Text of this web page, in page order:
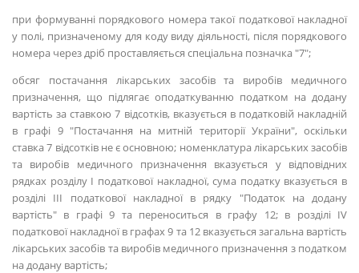
при формуванні порядкового номера такої податкової накладної
у полі, призначеному для коду виду діяльності, після порядкового
номера через дріб проставляється спеціальна позначка "7";
обсяг постачання лікарських засобів та виробів медичного
призначення, що підлягає оподаткуванню податком на додану
вартість за ставкою 7 відсотків, вказується в податковій накладній
в графі 9 "Постачання на митній території України", оскільки
ставка 7 відсотків не є основною; номенклатура лікарських засобів
та виробів медичного призначення вказується у відповідних
рядках розділу І податкової накладної, сума податку вказується в
розділі ІІІ податкової накладної в рядку "Податок на додану
вартість" в графі 9 та переноситься в графу 12; в розділі ІV
податкової накладної в графах 9 та 12 вказується загальна вартість
лікарських засобів та виробів медичного призначення з податком
на додану вартість;